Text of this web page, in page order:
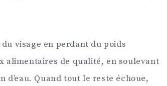
visage en perdant du poids
alimentaires de qualité, en soulevant
Quand tout le reste échoue,